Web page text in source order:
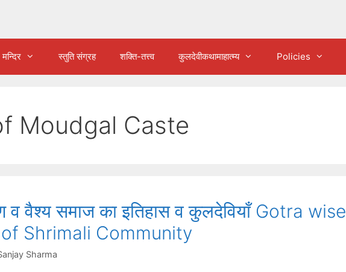
मन्दिर स्तुति संग्रह शक्ति-तत्त्व कुलदेवीकथामाहात्म्य Policies
Moudgal Caste
व वैश्य समाज का इतिहास व कुलदेवियाँ Gotra wise
Shrimali Community
Sharma